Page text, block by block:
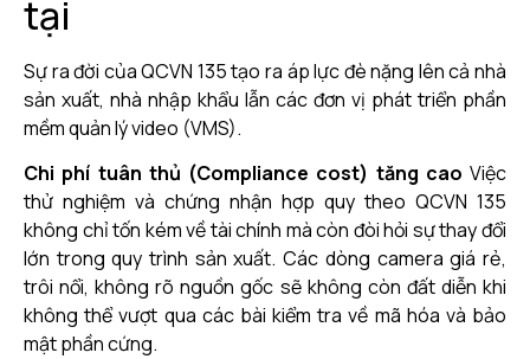
tại
Sự ra đời của QCVN 135 tạo ra áp lực đè nặng lên cả nhà
sản xuất, nhà nhập khẩu lẫn các đơn vị phát triển phần
mềm quản lý video (VMS).
Chi phí tuân thủ (Compliance cost) tăng cao Việc
thử nghiệm và chứng nhận hợp quy theo QCVN 135
không chỉ tốn kém về tài chính mà còn đòi hỏi sự thay đổi
lớn trong quy trình sản xuất. Các dòng camera giá rẻ,
trôi nổi, không rõ nguồn gốc sẽ không còn đất diễn khi
không thể vượt qua các bài kiểm tra về mã hóa và bảo
mật phần cứng.